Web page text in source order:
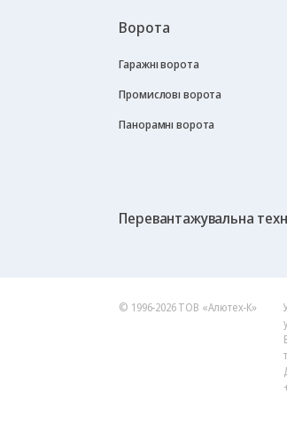
Ворота
Гаражні ворота
Промислові ворота
Панорамні ворота
Перевантажувальна
© 1996-2026 ТОВ «Алютех‑К»